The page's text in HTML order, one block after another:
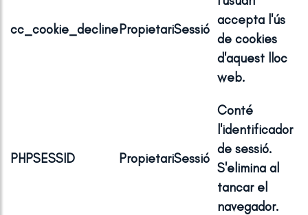
cc_cookie_declinePropietariSessió
accepta l'ús
de cookies
d'aquest lloc
web.
PHPSESSID PropietariSessió
Conté
l'identificador
de sessió.
S'elimina al
tancar el
navegador.